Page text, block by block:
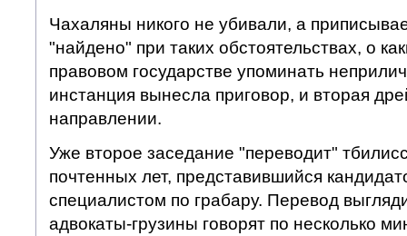
Чахаляны никого не убивали, а
"найдено" при таких обстоятельствах, о
правовом государстве упоминать
инстанция вынесла приговор, и вторая
направлении.
Уже второе заседание "переводит"
почтенных лет, представившийся
специалистом по грабару. Перевод
адвокаты-грузины говорят по несколько